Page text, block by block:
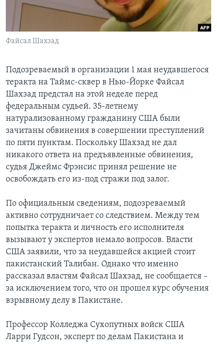
Learning English
СОЦИАЛЬНЫЕ СЕТИ
Файсал Шахзад
Подозреваемый в организации 1 мая неудавшегося
теракта на Таймс-сквер в Нью-Йорке Файсал
Шахзад предстал на этой неделе перед
федеральным судьей. 35-летнему
натурализованному гражданину США были
зачитаны обвинения в совершении преступлений
по пяти пунктам. Поскольку Шахзад не дал
никакого ответа на предъявленные обвинения,
судья Джеймс Фрэнсис принял решение не
освобождать его из-под стражи под залог.
По официальным сведениям, подозреваемый
активно сотрудничает со следствием. Между тем
попытка теракта и личность его исполнителя
вызывают у экспертов немало вопросов. Власти
США заявили, что за неудавшейся акцией стоит
пакистанский Талибан. Однако что именно
рассказал властям Файсал Шахзад, не сообщается –
за исключением того, что он прошел курс обучения
взрывному делу в Пакистане.
Профессор Колледжа Сухопутных войск США
Ларри Гудсон, эксперт по делам Пакистана и